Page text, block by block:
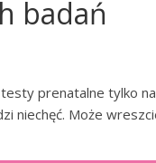
badań
prenatalne tylko
niechęć. Może